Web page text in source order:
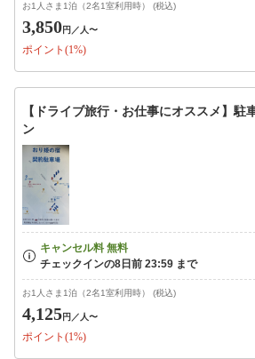
お1人さま1泊（2名1室利用時） (税込)
3,850円 ／人〜
ポイント(1%)
【ドライブ旅行・お仕事にオススメ】駐
ン
お1人さま1泊（2名1室利用時） (税込)
4,125円 ／人〜
ポイント(1%)